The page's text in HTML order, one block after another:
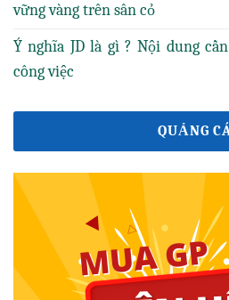
vững vàng trên sân cỏ
Ý nghĩa JD là gì ? Nội dung
công việc
QUẢNG